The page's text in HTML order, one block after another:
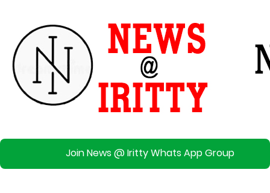
Join News @ Iritty Whats App Group